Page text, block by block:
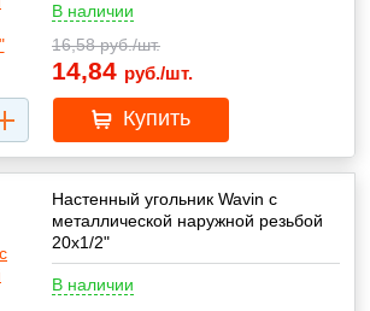
В наличии
16,58руб./шт.
14,84 руб./шт.
Купить
Настенный угольник Wavin с
металлической наружной резьбой
20х1/2"
В наличии